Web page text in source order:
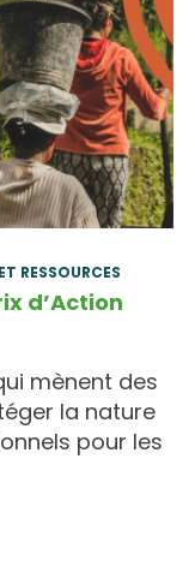
RESSOURCES
d’Action
mènent des
la nature
pour les